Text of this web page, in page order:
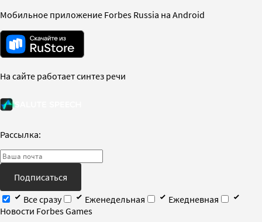
Мобильное приложение Forbes Russia на Android
На сайте работает синтез речи
Рассылка:
Подписаться
Все сразу
Еженедельная
Ежедневная
Новости Forbes Games